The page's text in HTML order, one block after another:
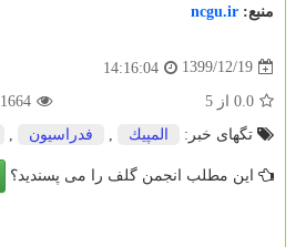
منبع: ncgu.ir
1399/12/19
14:16:04
0.0 از 5
1664
تگهای خبر:
المپیك فدراسیون
این مطلب انجمن گلف را می پسندید؟